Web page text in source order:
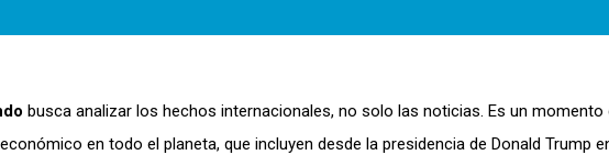
busca analizar los hechos internacionales, no solo las noticias. Es un
en todo el planeta, que incluyen desde la presidencia de Donald Trump